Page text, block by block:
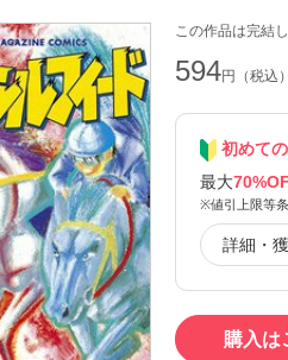
この作品は完結
594円（税込）
初めて
最大
※値引上限等
詳細・
購入は